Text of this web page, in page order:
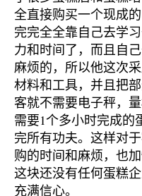
全直接购买一个现成
完完全全靠自己去学
力和时间了，而且自
麻烦的，所以他这次
材料和工具，并且把
客就不需要电子秤，
需要1个多小时完成的
完所有功夫。这样对
购的时间和麻烦，也
这块还没有任何蛋糕
充满信心。